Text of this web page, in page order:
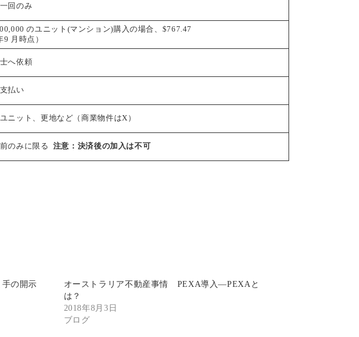
回のみ
のユニット(マンション)購入の場合、$767.47
9 月時点）
へ依頼
払い
ニット、更地など（商業物件はX）
のみに限る 注意：決済後の加入は不可
手の開示
オーストラリア不動産事情 PEXA導入―PEXAと
は？
2018年8月3日
ブログ